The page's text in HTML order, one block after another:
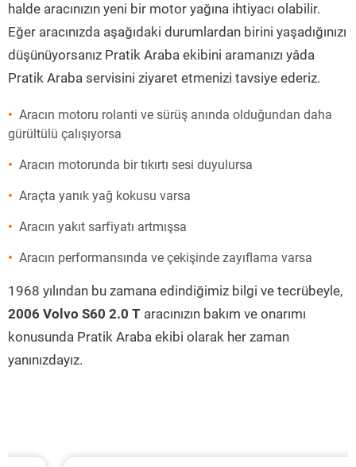
halde aracınızın yeni bir motor yağına ihtiyacı olabilir.
Eğer aracınızda aşağıdaki durumlardan birini yaşadığınızı
düşünüyorsanız Pratik Araba ekibini aramanızı yâda
Pratik Araba servisini ziyaret etmenizi tavsiye ederiz.
Aracın motoru rolanti ve sürüş anında olduğundan daha
gürültülü çalışıyorsa
Aracın motorunda bir tıkırtı sesi duyulursa
Araçta yanık yağ kokusu varsa
Aracın yakıt sarfiyatı artmışsa
Aracın performansında ve çekişinde zayıflama varsa
1968 yılından bu zamana edindiğimiz bilgi ve tecrübeyle,
2006 Volvo S60 2.0 T aracınızın bakım ve onarımı
konusunda Pratik Araba ekibi olarak her zaman
yanınızdayız.